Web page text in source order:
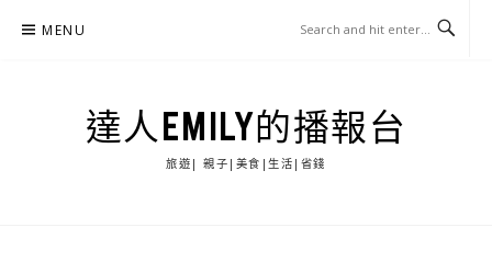
MENU
達人EMILY的播報台
旅遊| 親子|美食|生活|省錢